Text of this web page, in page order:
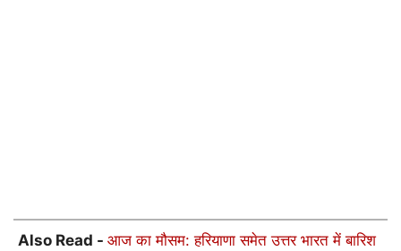
Also Read - आज का मौसम: हरियाणा समेत उत्तर भारत में बारिश